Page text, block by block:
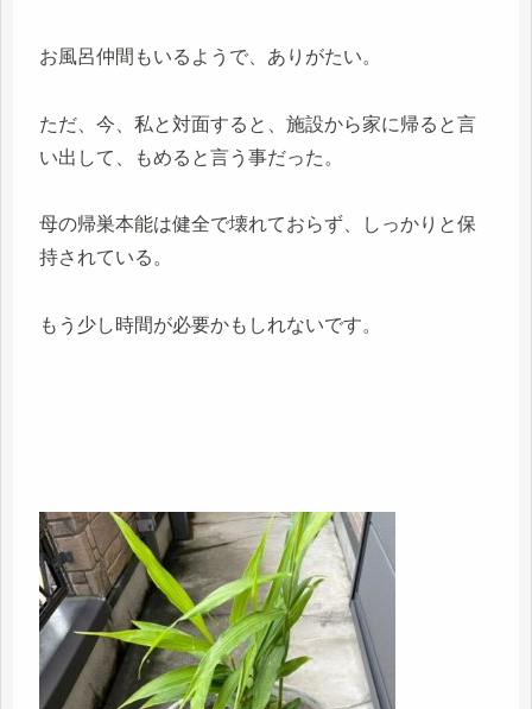
お風呂仲間もいるようで、ありがたい。
ただ、今、私と対面すると、施設から家に帰ると言
い出して、もめると言う事だった。
母の帰巣本能は健全で壊れておらず、しっかりと保
持されている。
もう少し時間が必要かもしれないです。